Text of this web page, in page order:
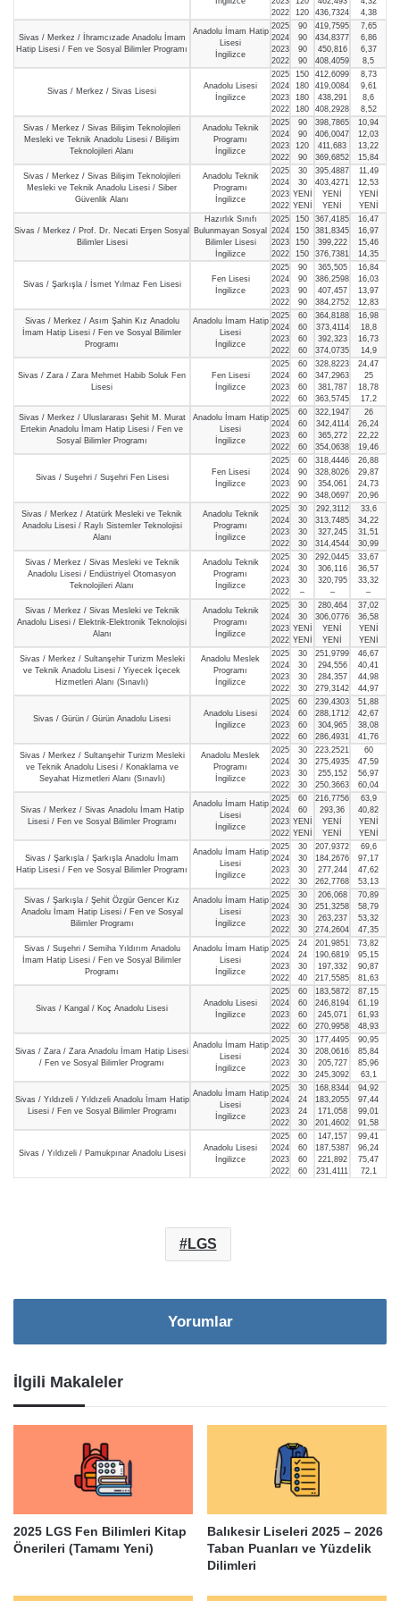
2022
120
436,7324
4,38
Sivas / Merkez / İhramcızade Anadolu İmam
Hatip Lisesi / Fen ve Sosyal Bilimler Programı
Anadolu İmam Hatip
Lisesi
İngilizce
2025
2024
2023
2022
90
90
90
90
419,7595
434,8377
450,816
408,4059
7,65
6,86
6,37
8,5
Sivas / Merkez / Sivas Lisesi
Anadolu Lisesi
İngilizce
2025
2024
2023
2022
150
180
180
180
412,6099
419,0084
438,291
408,2928
8,73
9,61
8,6
8,52
Sivas / Merkez / Sivas Bilişim Teknolojileri
Mesleki ve Teknik Anadolu Lisesi / Bilişim
Teknolojileri Alanı
Anadolu Teknik
Programı
İngilizce
2025
2024
2023
2022
90
90
120
90
398,7865
406,0047
411,683
369,6852
10,94
12,03
13,22
15,84
Sivas / Merkez / Sivas Bilişim Teknolojileri
Mesleki ve Teknik Anadolu Lisesi / Siber
Güvenlik Alanı
Anadolu Teknik
Programı
İngilizce
2025
2024
2023
2022
30
30
YENİ
YENİ
395,4887
403,4271
YENİ
YENİ
11,49
12,53
YENİ
YENİ
Sivas / Merkez / Prof. Dr. Necati Erşen Sosyal
Bilimler Lisesi
Hazırlık Sınıfı
Bulunmayan Sosyal
Bilimler Lisesi
İngilizce
2025
2024
2023
2022
150
150
150
150
367,4185
381,8345
399,222
376,7381
16,47
16,97
15,46
14,35
Sivas / Şarkışla / İsmet Yılmaz Fen Lisesi
Fen Lisesi
İngilizce
2025
2024
2023
2022
90
90
90
90
365,505
386,2598
407,457
384,2752
16,84
16,03
13,97
12,83
Sivas / Merkez / Asım Şahin Kız Anadolu
İmam Hatip Lisesi / Fen ve Sosyal Bilimler
Programı
Anadolu İmam Hatip
Lisesi
İngilizce
2025
2024
2023
2022
60
60
60
60
364,8188
373,4114
392,323
374,0735
16,98
18,8
16,73
14,9
Sivas / Zara / Zara Mehmet Habib Soluk Fen
Lisesi
Fen Lisesi
İngilizce
2025
2024
2023
2022
60
60
60
60
328,8223
347,2963
381,787
363,5745
24,47
25
18,78
17,2
Sivas / Merkez / Uluslararası Şehit M. Murat
Ertekin Anadolu İmam Hatip Lisesi / Fen ve
Sosyal Bilimler Programı
Anadolu İmam Hatip
Lisesi
İngilizce
2025
2024
2023
2022
60
60
60
60
322,1947
342,4114
365,272
354,0638
26
26,24
22,22
19,46
Sivas / Suşehri / Suşehri Fen Lisesi
Fen Lisesi
İngilizce
2025
2024
2023
2022
60
90
90
90
318,4446
328,8026
354,061
348,0697
26,88
29,87
24,73
20,96
Sivas / Merkez / Atatürk Mesleki ve Teknik
Anadolu Lisesi / Raylı Sistemler Teknolojisi
Alanı
Anadolu Teknik
Programı
İngilizce
2025
2024
2023
2022
30
30
30
30
292,3112
313,7485
327,245
314,4544
33,6
34,22
31,51
30,99
Sivas / Merkez / Sivas Mesleki ve Teknik
Anadolu Lisesi / Endüstriyel Otomasyon
Teknolojileri Alanı
Anadolu Teknik
Programı
İngilizce
2025
2024
2023
2022
30
30
30
–
292,0445
306,116
320,795
–
33,67
36,57
33,32
–
Sivas / Merkez / Sivas Mesleki ve Teknik
Anadolu Lisesi / Elektrik-Elektronik Teknolojisi
Alanı
Anadolu Teknik
Programı
İngilizce
2025
2024
2023
2022
30
30
YENİ
YENİ
280,464
306,0776
YENİ
YENİ
37,02
36,58
YENİ
YENİ
Sivas / Merkez / Sultanşehir Turizm Mesleki
ve Teknik Anadolu Lisesi / Yiyecek İçecek
Hizmetleri Alanı (Sınavlı)
Anadolu Meslek
Programı
İngilizce
2025
2024
2023
2022
30
30
30
30
251,9799
294,556
284,357
279,3142
46,67
40,41
44,98
44,97
Sivas / Gürün / Gürün Anadolu Lisesi
Anadolu Lisesi
İngilizce
2025
2024
2023
2022
60
60
60
60
239,4303
288,1712
304,965
286,4931
51,88
42,67
38,08
41,76
Sivas / Merkez / Sultanşehir Turizm Mesleki
ve Teknik Anadolu Lisesi / Konaklama ve
Seyahat Hizmetleri Alanı (Sınavlı)
Anadolu Meslek
Programı
İngilizce
2025
2024
2023
2022
30
30
30
30
223,2521
275,4935
255,152
250,3663
60
47,59
56,97
60,04
Sivas / Merkez / Sivas Anadolu İmam Hatip
Lisesi / Fen ve Sosyal Bilimler Programı
Anadolu İmam Hatip
Lisesi
İngilizce
2025
2024
2023
2022
60
60
YENİ
YENİ
216,7756
293,36
YENİ
YENİ
63,9
40,82
YENİ
YENİ
Sivas / Şarkışla / Şarkışla Anadolu İmam
Hatip Lisesi / Fen ve Sosyal Bilimler Programı
Anadolu İmam Hatip
Lisesi
İngilizce
2025
2024
2023
2022
30
30
30
30
207,9372
184,2676
277,244
262,7768
69,6
97,17
47,62
53,13
Sivas / Şarkışla / Şehit Özgür Gencer Kız
Anadolu İmam Hatip Lisesi / Fen ve Sosyal
Bilimler Programı
Anadolu İmam Hatip
Lisesi
İngilizce
2025
2024
2023
2022
30
30
30
30
206,068
251,3258
263,237
274,2604
70,89
58,79
53,32
47,35
Sivas / Suşehri / Semiha Yıldırım Anadolu
İmam Hatip Lisesi / Fen ve Sosyal Bilimler
Programı
Anadolu İmam Hatip
Lisesi
İngilizce
2025
2024
2023
2022
24
24
30
40
201,9851
190,6819
197,332
217,5585
73,82
95,15
90,87
81,63
Sivas / Kangal / Koç Anadolu Lisesi
Anadolu Lisesi
İngilizce
2025
2024
2023
2022
60
60
60
60
183,5872
246,8194
245,071
270,9958
87,15
61,19
61,93
48,93
Sivas / Zara / Zara Anadolu İmam Hatip Lisesi
/ Fen ve Sosyal Bilimler Programı
Anadolu İmam Hatip
Lisesi
İngilizce
2025
2024
2023
2022
30
30
30
30
177,4495
208,0616
205,727
245,3092
90,95
85,84
85,96
63,1
Sivas / Yıldızeli / Yıldızeli Anadolu İmam Hatip
Lisesi / Fen ve Sosyal Bilimler Programı
Anadolu İmam Hatip
Lisesi
İngilizce
2025
2024
2023
2022
30
24
24
30
168,8344
183,2055
171,058
201,4602
94,92
97,44
99,01
91,58
Sivas / Yıldızeli / Pamukpınar Anadolu Lisesi
Anadolu Lisesi
İngilizce
2025
2024
2023
2022
60
60
60
60
147,157
187,5387
221,892
231,4111
99,41
96,24
75,47
72,1
LGS
Yorumlar
İlgili Makaleler
2025 LGS Fen Bilimleri Kitap
Önerileri (Tamamı Yeni)
Balıkesir Liseleri 2025 – 2026
Taban Puanları ve Yüzdelik
Dilimleri